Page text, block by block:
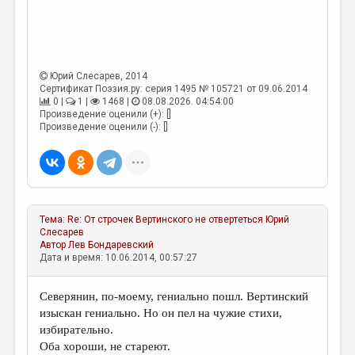
КУЛЬТУРОВЕДЕНИЕ
ПУБЛИЦИСТИКА
ЦИКЛЫ ПУБЛИКАЦИЙ
МЕДИА
ВКОНТАКТЕ
Юрий Слесарев, 2014
Сертификат Поэзия.ру: серия 1495 № 105721 от 09.06.2014
0 |
1 | 1468 |
08.08.2026. 04:54:00
Произведение оценили (+): []
Произведение оценили (-): []
Тема: Re: От строчек Вертинского не отвертеться Юрий
Слесарев
АвторЛев Бондаревский
Дата и время: 10.06.2014, 00:57:27
Северянин, по-моему, гениально пошл. Вертинский
изыскан гениально. Но он пел на чужие стихи,
избирательно.
Оба хороши, не стареют.